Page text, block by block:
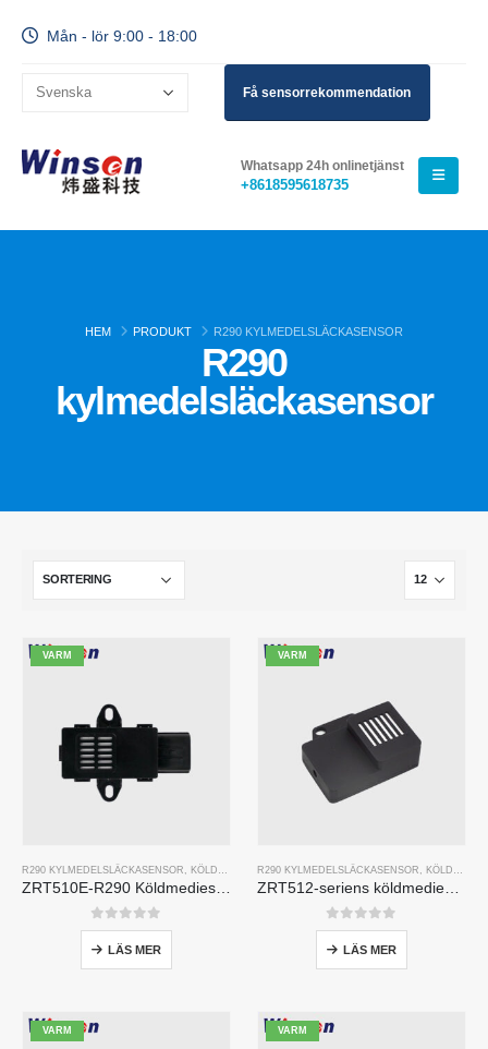
Mån - lör 9:00 - 18:00
Få sensorrekommendation
Whatsapp 24h onlinetjänst
+8618595618735
HEM PRODUKT R290 KYLMEDELSLÄCKASENSOR
R290
kylmedelsläckasensor
VARM
R290 KYLMEDELSLÄCKASENSOR KÖLDMEDIEGASSENSOR
0av 5
LÄS MER
VARM
R290 KYLMEDELSLÄCKASENSOR KÖLDMEDIEGASSENSOR
0av 5
LÄS MER
VARM VARM